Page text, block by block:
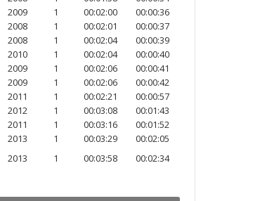
2009 1 00:02:00
00:00:36
2008 1 00:02:01
00:00:37
2008 1 00:02:04
00:00:39
2010 1 00:02:04
00:00:40
2009 1 00:02:06
00:00:41
2009 1 00:02:06
00:00:42
2011 1 00:02:21
00:00:57
2012 1 00:03:08
00:01:43
2011 1 00:03:16
00:01:52
2013 1 00:03:29
00:02:05
2013 1 00:03:58 00:02:34